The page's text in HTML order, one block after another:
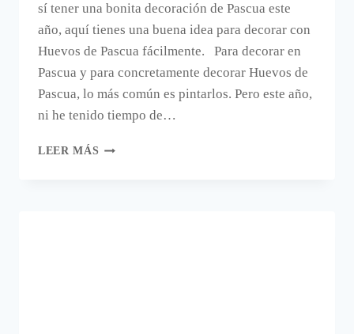
sí tener una bonita decoración de Pascua este
año, aquí tienes una buena idea para decorar con
Huevos de Pascua fácilmente. Para decorar en
Pascua y para concretamente decorar Huevos de
Pascua, lo más común es pintarlos. Pero este año,
ni he tenido tiempo de…
LEER MÁS DECORA